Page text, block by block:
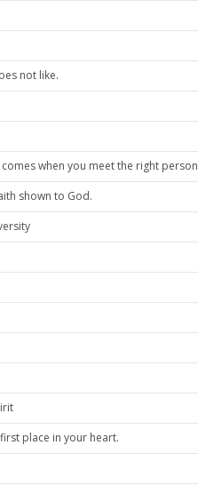
not like.
comes when you meet the right person
shown to God.
place in your heart.